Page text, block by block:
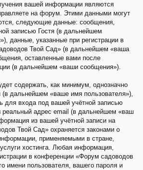
вашей информации являются
на форум. Этими данными могут
следующие данные: сообщения,
записью Гостя (в дальнейшем
данные, указанные при регистрации в
Твой Сад» (в дальнейшем «ваша
оставленные вами после
(в дальнейшем «ваши сообщения»).
содержать, как минимум, однозначно
дальнейшем «ваше имя пользователя»),
для входа под вашей учётной записью
реальный адрес email (в дальнейшем «ваш
из вашей учётной записи на
Твой Сад» охраняется законами о
применяемыми в стране,
хостинга. Любая информация,
в конференции «Форум садоводов
имени пользователя, вашего пароля и